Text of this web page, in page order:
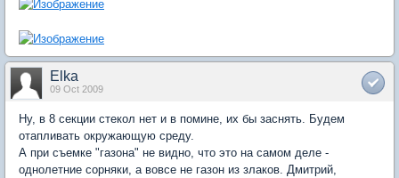
Elka
09 Oct 2009
Ну, в 8 секции стекол нет и в помине, их бы заснять. Будем
отапливать окружающую среду.
А при съемке "газона" не видно, что это на самом деле -
однолетние сорняки, а вовсе не газон из злаков. Дмитрий,